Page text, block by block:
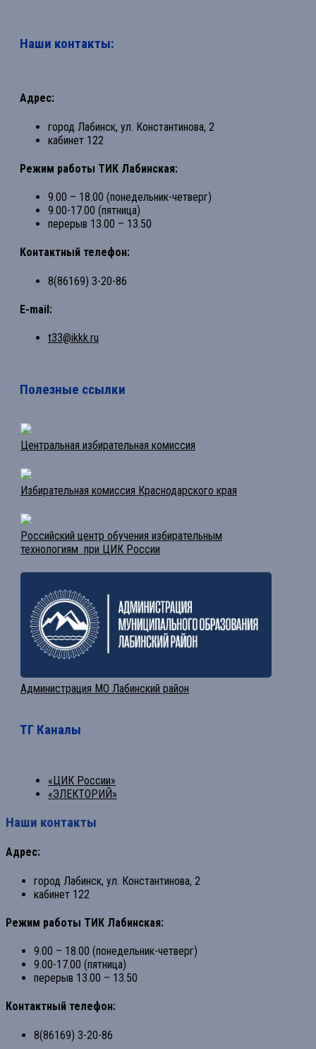
Наши контакты:
Адрес:
город Лабинск, ул. Константинова, 2
кабинет 122
Режим работы ТИК Лабинская:
9.00 – 18.00 (понедельник-четверг)
9.00-17.00 (пятница)
перерыв 13.00 – 13.50
Контактный телефон:
8(86169) 3-20-86
E-mail:
t33@ikkk.ru
Полезные ссылки
Центральная избирательная комиссия
Избирательная комиссия Краснодарского края
Российский центр обучения избирательным
технологиям при ЦИК России
Администрация МО Лабинский район
ТГ Каналы
«ЦИК России»
«ЭЛЕКТОРИЙ»
Наши контакты
Адрес:
город Лабинск, ул. Константинова, 2
кабинет 122
Режим работы ТИК Лабинская:
9.00 – 18.00 (понедельник-четверг)
9.00-17.00 (пятница)
перерыв 13.00 – 13.50
Контактный телефон:
8(86169) 3-20-86